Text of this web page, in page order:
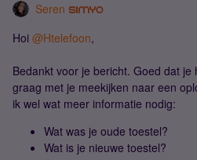
Seren
Hoi @Htelefoon,
Bedankt voor je bericht. Goed dat
graag met je meekijken naar een
ik wel wat meer informatie nodig:
Wat was je oude toestel?
Wat is je nieuwe toestel?